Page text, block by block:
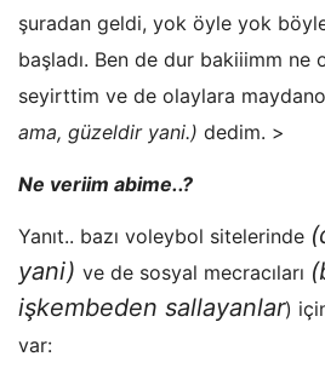
şuradan geldi, yok öyle yok
başladı. Ben de dur bakiiimm ne
seyirttim ve de olaylara
ama, güzeldir yani.) dedim. >
Ne veriim abime..?
Yanıt.. bazı voleybol sitelerinde
yani) ve de sosyal mecracıları
işkembeden sallayanlar)
var: